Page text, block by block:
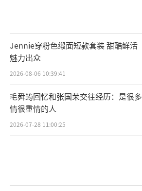
Jennie穿粉色缎面短款套装 甜酷鲜活
魅力出众
2026-08-06 10:39:41
毛舜筠回忆和张国荣交往经历：是很多
情很重情的人
2026-07-28 11:00:25